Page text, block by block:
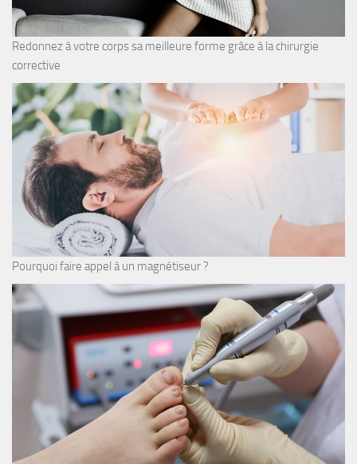
Redonnez à votre corps sa meilleure forme grâce à la chirurgie
corrective
Pourquoi faire appel à un magnétiseur ?